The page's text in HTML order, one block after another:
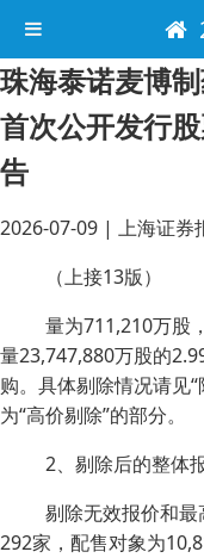
珠海泰诺麦博
首次公开发行
告
2026-07-09 | 上海证券
（上接13版）
量为711,210万股
量23,747,880万股的
购。具体剔除情况请见
为“高价剔除”的部分。
2、剔除后的整体
剔除无效报价和
292家，配售对象为